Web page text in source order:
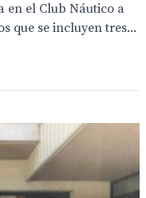
en el Club Náutico a
que se incluyen tres...